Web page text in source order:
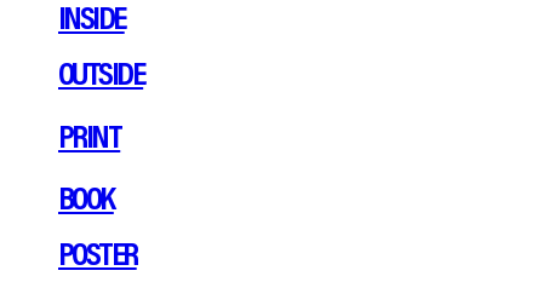
INSIDE
OUTSIDE
PRINT
BOOK
POSTER